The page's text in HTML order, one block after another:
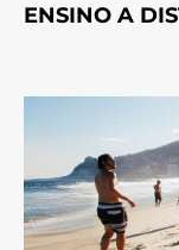
ENSINO A